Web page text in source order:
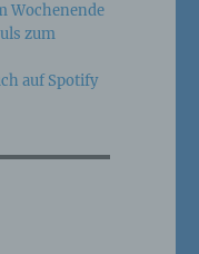
Wochenende
zum
auf Spotify